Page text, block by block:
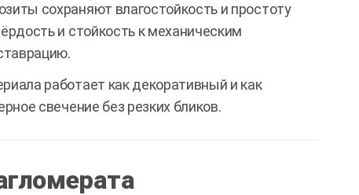
сохраняют влагостойкость и простоту
и стойкость к механическим
работает как декоративный и как
свечение без резких бликов.